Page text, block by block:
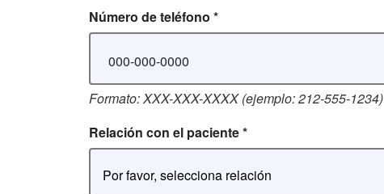
Número de teléfono *
Formato: XXX-XXX-XXXX (ejemplo: 212-555-1234)
Relación con el paciente*
Por favor, selecciona relación